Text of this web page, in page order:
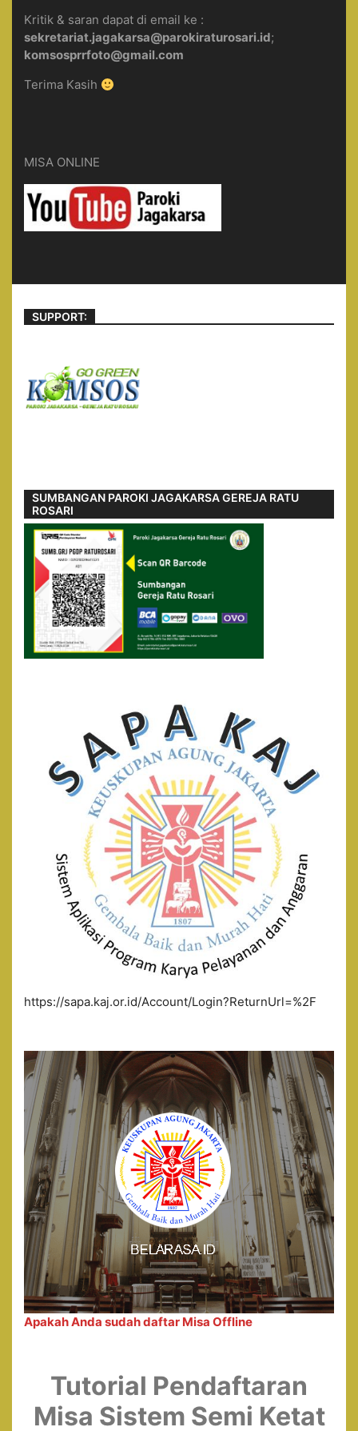
Kritik & saran dapat di email ke :
sekretariat.jagakarsa@parokiraturosari.id;
komsosprrfoto@gmail.com
Terima Kasih
MISA ONLINE
SUPPORT:
SUMBANGAN PAROKI JAGAKARSA GEREJA RATU
ROSARI
https://sapa.kaj.or.id/Account/Login?ReturnUrl=%2F
Apakah Anda sudah daftar Misa Offline
Tutorial Pendaftaran
Misa Sistem Semi Ketat